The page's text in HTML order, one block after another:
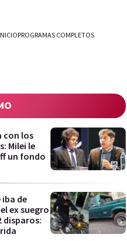
PROGRAMAS COMPLETOS
con los
Milei le
un fondo
iba de
ex suegro
disparos: